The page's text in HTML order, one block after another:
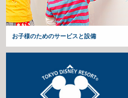
お子様のためのサービスと設備